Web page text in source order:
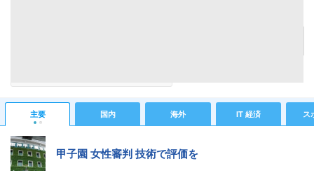
主要 国内 海外 IT 経済 ス
甲子園 女性審判 技術で評価を